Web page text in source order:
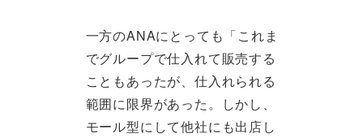
一方のANAにとっても「これま
でグループで仕入れて販売する
こともあったが、仕入れられる
範囲に限界があった。しかし、
モール型にして他社にも出店し